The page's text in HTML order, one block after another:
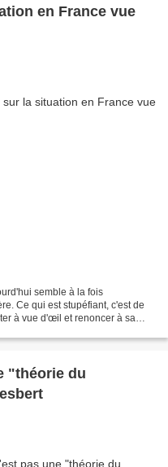
en France vue
semble à la fois
Ce qui est stupéfiant, c'est de
à vue d'œil et renoncer à sa
"théorie du